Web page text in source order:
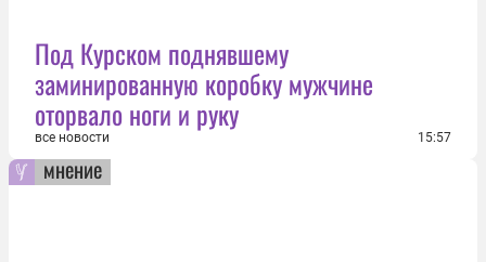
Под Курском поднявшему
заминированную коробку мужчине
оторвало ноги и руку
все новости 15:57
мнение